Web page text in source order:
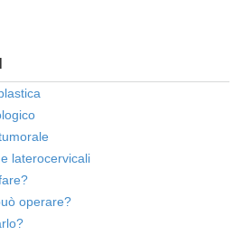
laterocervicali
operare?